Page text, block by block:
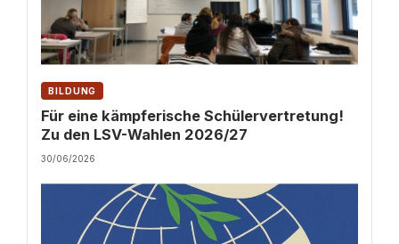
BILDUNG
Für eine kämpferische Schülervertretung!
Zu den LSV-Wahlen 2026/27
30/06/2026